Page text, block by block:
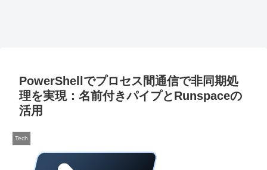
PowerShellでプロセス間通信で非同期処
理を実現：名前付きパイプとRunspaceの
活用
Tech